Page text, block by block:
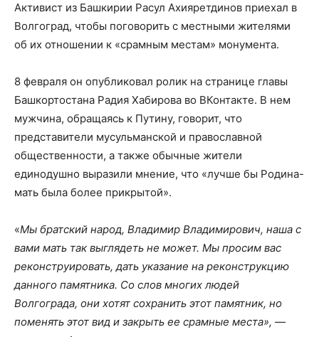
Активист из Башкирии Расул Ахияретдинов приехал в
Волгоград, чтобы поговорить с местными жителями
об их отношении к «срамным местам» монумента.
8 февраля он опубликовал ролик на странице главы
Башкортостана Радия Хабирова во ВКонтакте. В нем
мужчина, обращаясь к Путину, говорит, что
представители мусульманской и православной
общественности, а также обычные жители
единодушно выразили мнение, что «лучше бы Родина-
мать была более прикрытой».
«Мы братский народ, Владимир Владимирович, наша с
вами мать так выглядеть не может. Мы просим вас
реконструировать, дать указание на реконструкцию
данного памятника. Со слов многих людей
Волгограда, они хотят сохранить этот памятник, но
поменять этот вид и закрыть ее срамные места», —